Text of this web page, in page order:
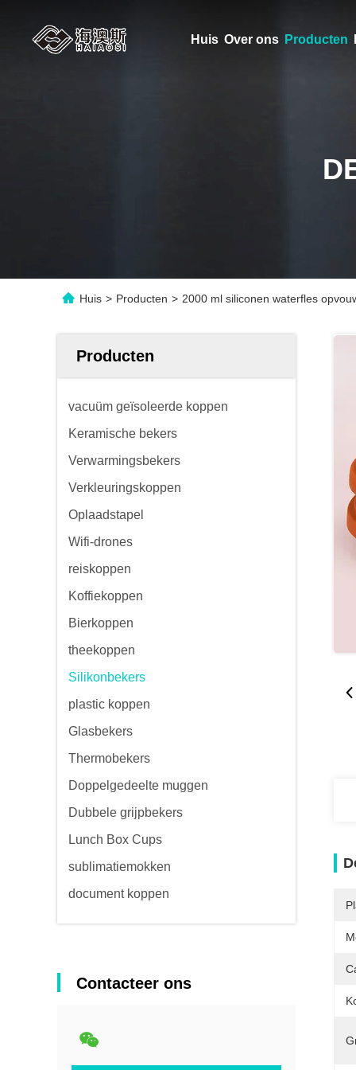
Huis Over ons Producten
Huis > Producten > 2000 ml siliconen waterfles
Producten
vacuüm geïsoleerde koppen
Keramische bekers
Verwarmingsbekers
Verkleuringskoppen
Oplaadstapel
Wifi-drones
reiskoppen
Koffiekoppen
Bierkoppen
theekoppen
Silikonbekers
plastic koppen
Glasbekers
Thermobekers
Doppelgedeelte muggen
Dubbele grijpbekers
Lunch Box Cups
sublimatiemokken
document koppen
Contacteer ons